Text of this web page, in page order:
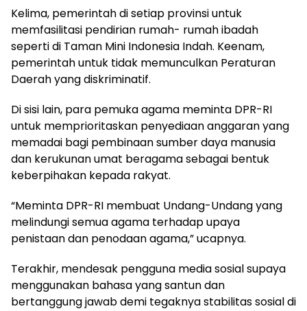
Kelima, pemerintah di setiap provinsi untuk
memfasilitasi pendirian rumah- rumah ibadah
seperti di Taman Mini Indonesia Indah. Keenam,
pemerintah untuk tidak memunculkan Peraturan
Daerah yang diskriminatif.
Di sisi lain, para pemuka agama meminta DPR-RI
untuk memprioritaskan penyediaan anggaran yang
memadai bagi pembinaan sumber daya manusia
dan kerukunan umat beragama sebagai bentuk
keberpihakan kepada rakyat.
“Meminta DPR-RI membuat Undang-Undang yang
melindungi semua agama terhadap upaya
penistaan dan penodaan agama,” ucapnya.
Terakhir, mendesak pengguna media sosial supaya
menggunakan bahasa yang santun dan
bertanggung jawab demi tegaknya stabilitas sosial di